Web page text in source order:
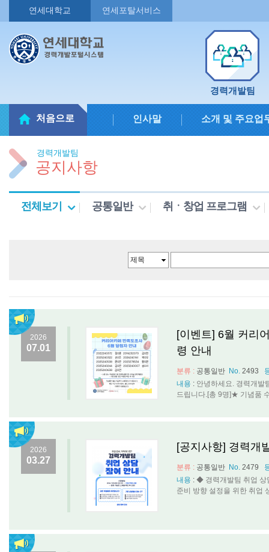
연세대학교 연세포탈서비스
경력개발팀
처음으로 인사말 소개 및 주요업
경력개발팀
공지사항
전체보기 공통일반 취ㆍ창업 프로그램
2026
07.01
[이벤트] 6월 커리
령 안내
분류 : 공통일반 No. 2493
내용 : 안녕하세요. 경력개발
드립니다.[총 9명]★ 기념품
2026
03.27
[공지사항] 경력개
분류 : 공통일반 No. 2479
내용 : ◆ 경력개발팀 취업 상
준비 방향 설정을 위한 취업